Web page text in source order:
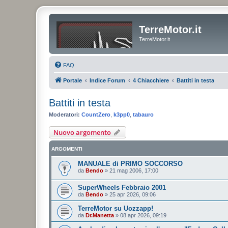
TerreMotor.it
TerreMotor.it
FAQ
Portale Indice Forum 4 Chiacchiere Battiti in testa
Battiti in testa
Moderatori: CountZero k3pp0 tabauro
Nuovo argomento
ARGOMENTI
MANUALE di PRIMO SOCCORSO
da Bendo » 21 mag 2006, 17:00
SuperWheels Febbraio 2001
da Bendo » 25 apr 2026, 09:06
TerreMotor su Uozzapp!
da Dr.Manetta » 08 apr 2026, 09:19